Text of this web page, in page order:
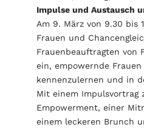
Impulse und Austausch
Am 9. März von 9.30 bis
Frauen und
Frauenbeauftragten von
ein, empowernde
kennenzulernen und in
Mit einem Impulsvortrag
Empowerment, einer
einem leckeren Brunch